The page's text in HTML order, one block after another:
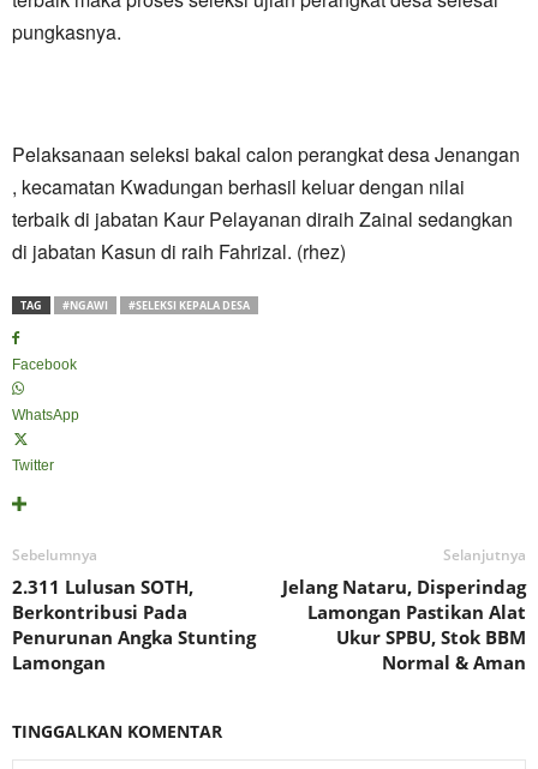
pungkasnya.
Pelaksanaan seleksi bakal calon perangkat desa Jenangan
, kecamatan Kwadungan berhasil keluar dengan nilai
terbaik di jabatan Kaur Pelayanan diraih Zainal sedangkan
di jabatan Kasun di raih Fahrizal. (rhez)
TAG #NGAWI #SELEKSI KEPALA DESA
Facebook
WhatsApp
Twitter
Sebelumnya
2.311 Lulusan SOTH,
Berkontribusi Pada
Penurunan Angka Stunting
Lamongan
Selanjutnya
Jelang Nataru, Disperindag
Lamongan Pastikan Alat
Ukur SPBU, Stok BBM
Normal & Aman
TINGGALKAN KOMENTAR